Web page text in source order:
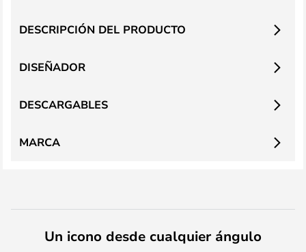
DESCRIPCIÓN DEL PRODUCTO
DISEÑADOR
DESCARGABLES
MARCA
Un icono desde cualquier ángulo